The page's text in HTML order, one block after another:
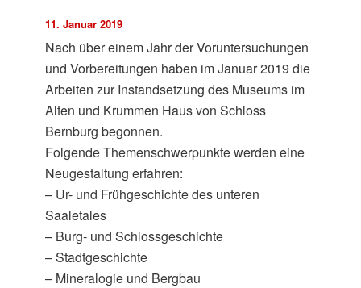
11. Januar 2019
Nach über einem Jahr der Voruntersuchungen
und Vorbereitungen haben im Januar 2019 die
Arbeiten zur Instandsetzung des Museums im
Alten und Krummen Haus von Schloss
Bernburg begonnen.
Folgende Themenschwerpunkte werden eine
Neugestaltung erfahren:
– Ur- und Frühgeschichte des unteren
Saaletales
– Burg- und Schlossgeschichte
– Stadtgeschichte
– Mineralogie und Bergbau